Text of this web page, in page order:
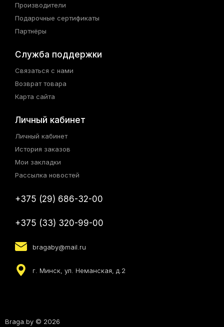
Производители
Подарочные сертификаты
Партнёры
Служба поддержки
Связаться с нами
Возврат товара
Карта сайта
Личный кабинет
Личный кабинет
История заказов
Мои закладки
Рассылка новостей
+375 (29) 686-32-00
+375 (33) 320-99-00
bragaby@mail.ru
г. Минск, ул. Неманская, д.2
Braga.by © 2026